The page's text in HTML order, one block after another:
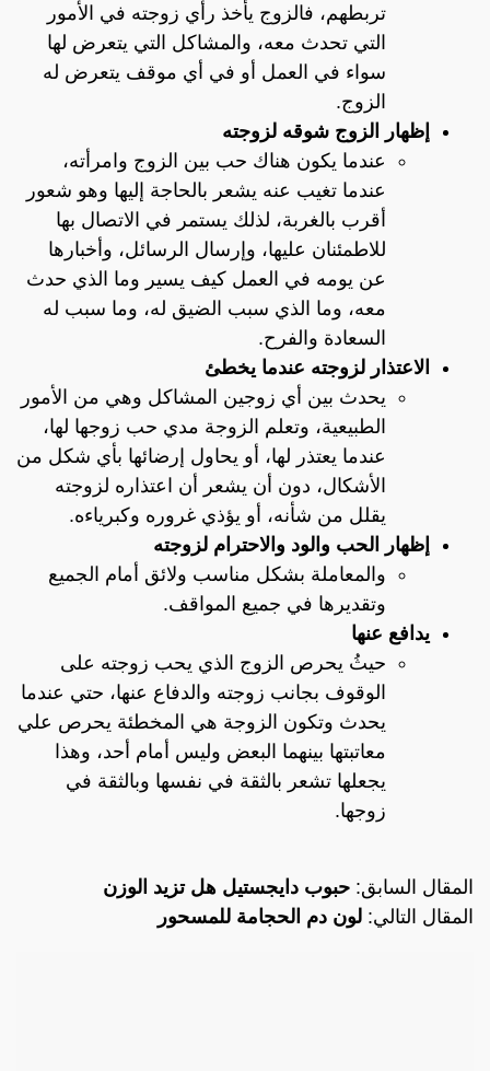
تربطهم، فالزوج يأخذ رأي زوجته في الأمور
التي تحدث معه، والمشاكل التي يتعرض لها
سواء في العمل أو في أي موقف يتعرض له
الزوج.
إظهار الزوج شوقه لزوجته
عندما يكون هناك حب بين الزوج وامرأته،
عندما تغيب عنه يشعر بالحاجة إليها وهو شعور
أقرب بالغربة، لذلك يستمر في الاتصال بها
للاطمئنان عليها، وإرسال الرسائل، وأخبارها
عن يومه في العمل كيف يسير وما الذي حدث
معه، وما الذي سبب الضيق له، وما سبب له
السعادة والفرح.
الاعتذار لزوجته عندما يخطئ
يحدث بين أي زوجين المشاكل وهي من الأمور
الطبيعية، وتعلم الزوجة مدي حب زوجها لها،
عندما يعتذر لها، أو يحاول إرضائها بأي شكل من
الأشكال، دون أن يشعر أن اعتذاره لزوجته
يقلل من شأنه، أو يؤذي غروره وكبرياءه.
إظهار الحب والود والاحترام لزوجته
والمعاملة بشكل مناسب ولائق أمام الجميع
وتقديرها في جميع المواقف.
يدافع عنها
حيثُ يحرص الزوج الذي يحب زوجته على
الوقوف بجانب زوجته والدفاع عنها، حتي عندما
يحدث وتكون الزوجة هي المخطئة يحرص علي
معاتبتها بينهما البعض وليس أمام أحد، وهذا
يجعلها تشعر بالثقة في نفسها وبالثقة في
زوجها.
المقال السابق: حبوب دايجستيل هل تزيد الوزن
المقال التالي: لون دم الحجامة للمسحور